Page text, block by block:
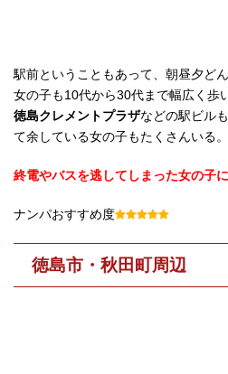
駅前ということもあって、朝昼夕ど
女の子も10代から30代まで幅広く歩
徳島クレメントプラザなどの駅ビル
て余している女の子もたくさんいる。
終電やバスを逃してしまった女の子
ナンパおすすめ度
徳島市・秋田町周辺